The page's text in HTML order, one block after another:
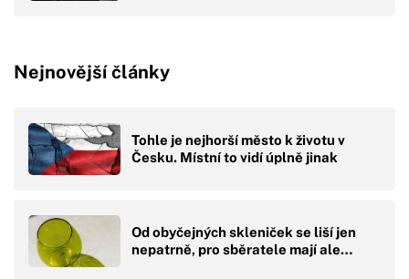
Nejnovější články
Tohle je nejhorší město k životu v
Česku. Místní to vidí úplně jinak
Od obyčejných skleniček se liší jen
nepatrně, pro sběratele mají ale…